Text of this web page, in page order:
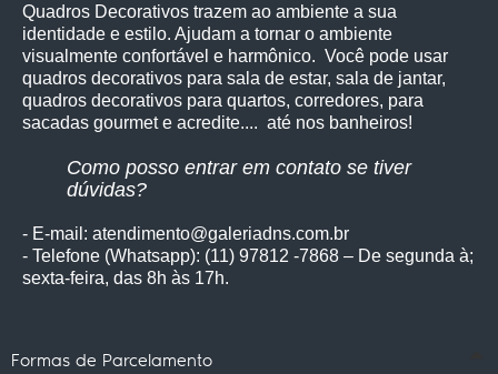
Quadros Decorativos trazem ao ambiente a sua
identidade e estilo. Ajudam a tornar o ambiente
visualmente confortável e harmônico. Você pode usar
quadros decorativos para sala de estar, sala de jantar,
quadros decorativos para quartos, corredores, para
sacadas gourmet e acredite.... até nos banheiros!
Como posso entrar em contato se tiver
dúvidas?
- E-mail: atendimento@galeriadns.com.br
- Telefone (Whatsapp): (11) 97812 -7868 – De segunda à;
sexta-feira, das 8h às 17h.
Formas de Parcelamento